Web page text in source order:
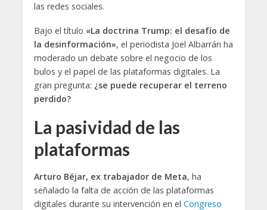
las redes sociales.
Bajo el título «La doctrina Trump: el desafío de
la desinformación», el periodista Joel Albarrán ha
moderado un debate sobre el negocio de los
bulos y el papel de las plataformas digitales. La
gran pregunta: ¿se puede recuperar el terreno
perdido?
La pasividad de las
plataformas
Arturo Béjar, ex trabajador de Meta, ha
señalado la falta de acción de las plataformas
digitales durante su intervención en el Congreso